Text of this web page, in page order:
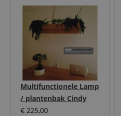
Multifunctionele Lamp
/ plantenbak Cindy
€ 225,00